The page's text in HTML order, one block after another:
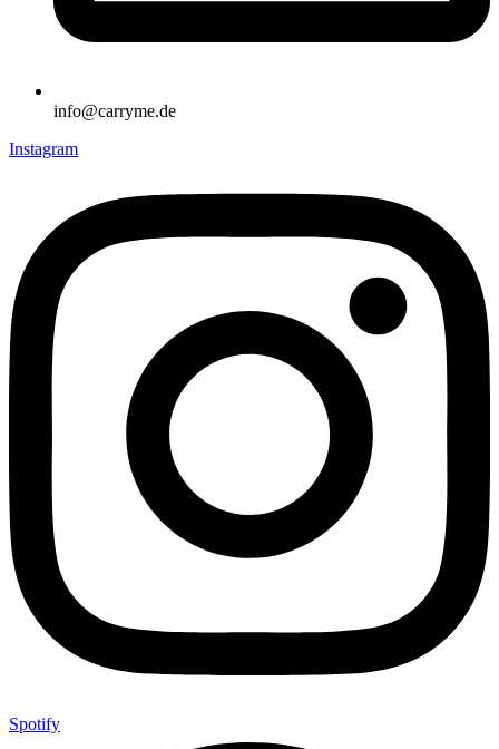
info@carryme.de
Instagram
Spotify